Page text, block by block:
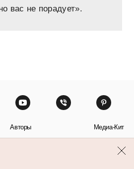
вас не порадует».
Авторы Медиа-Кит